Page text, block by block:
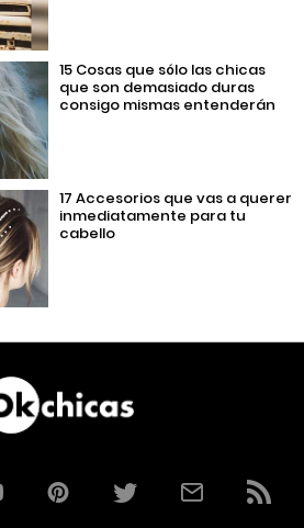
15 Cosas que sólo las chicas
que son demasiado duras
consigo mismas entenderán
17 Accesorios que vas a querer
inmediatamente para tu
cabello
PinterestTwitterCorreoRSS